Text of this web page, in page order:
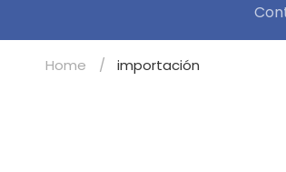
Home importación